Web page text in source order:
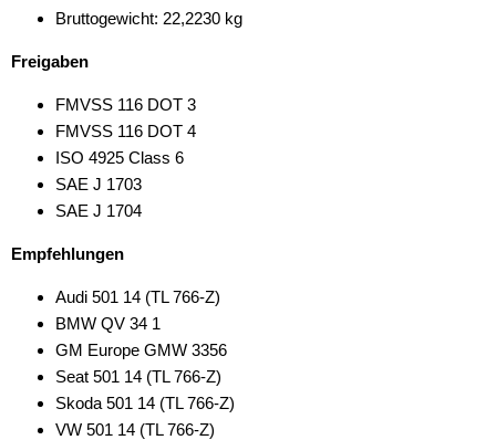
Bruttogewicht: 22,2230 kg
Freigaben
FMVSS 116 DOT 3
FMVSS 116 DOT 4
ISO 4925 Class 6
SAE J 1703
SAE J 1704
Empfehlungen
Audi 501 14 (TL 766-Z)
BMW QV 34 1
GM Europe GMW 3356
Seat 501 14 (TL 766-Z)
Skoda 501 14 (TL 766-Z)
VW 501 14 (TL 766-Z)